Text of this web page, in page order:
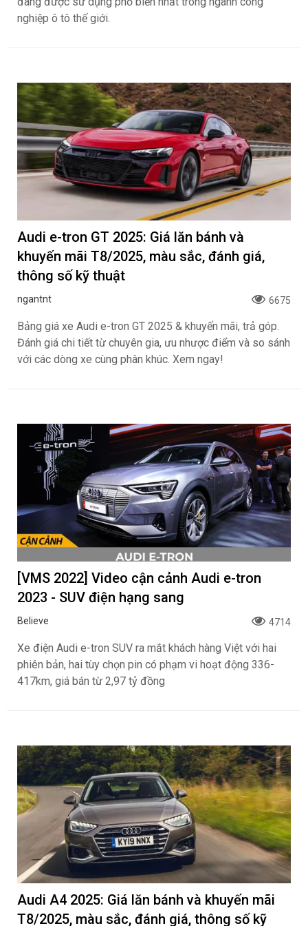
nghiệp ô tô thế giới.
Audi e-tron GT 2025: Giá lăn bánh và
khuyến mãi T8/2025, màu sắc, đánh giá,
thông số kỹ thuật
ngantnt 6675
Bảng giá xe Audi e-tron GT 2025 & khuyến mãi, trả góp.
Đánh giá chi tiết từ chuyên gia, ưu nhược điểm và so sánh
với các dòng xe cùng phân khúc. Xem ngay!
[VMS 2022] Video cận cảnh Audi e-tron
2023 - SUV điện hạng sang
Believe 4714
Xe điện Audi e-tron SUV ra mắt khách hàng Việt với hai
phiên bản, hai tùy chọn pin có phạm vi hoạt động 336-
417km, giá bán từ 2,97 tỷ đồng
Audi A4 2025: Giá lăn bánh và khuyến mãi
T8/2025, màu sắc, đánh giá, thông số kỹ